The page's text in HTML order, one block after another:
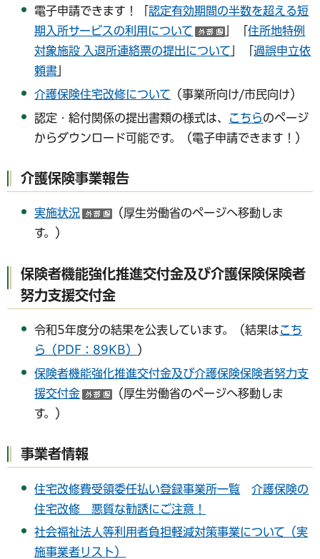
電子申請できます！「認定有効期間の半数を超える短
期入所サービスの利用について
（外部サイトへリ
」「住所地特例
対象施設 入退所連絡票の提出について 」「過誤申立依
頼書
介護保険住宅改修について （事業所向け/市民向け）
認定・給付関係の提出書類の様式は、 こちらのページ
からダウンロード可能です。（電子申請できます！）
介護保険事業報告
実施状況
（外部サイトへリンク）
（厚生労働省のページへ移動しま
す。）
保険者機能強化推進交付金及び介護保険保険者
努力支援交付金
令和5年度分の結果を公表しています。（結果はこち
ら（PDF：89KB）
）
保険者機能強化推進交付金及び介護保険保険者努力支
援交付金
（外部サイトへリンク）
（厚生労働省のページへ移動しま
す。）
事業者情報
住宅改修費受領委任払い登録事業所一覧
介護保険の
住宅改修 悪質な勧誘にご注意！
社会福祉法人等利用者負担軽減対策事業について（実
施事業者リスト）